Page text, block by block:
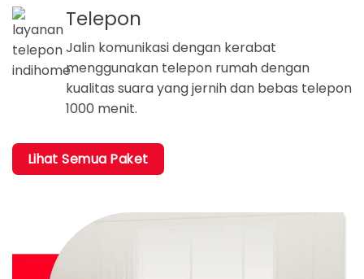
Telepon
Jalin komunikasi dengan kerabat
menggunakan telepon rumah dengan
kualitas suara yang jernih dan bebas telepon
1000 menit.
Lihat Semua Paket